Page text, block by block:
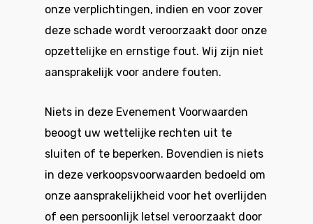
onze verplichtingen, indien en voor zover
deze schade wordt veroorzaakt door onze
opzettelijke en ernstige fout. Wij zijn niet
aansprakelijk voor andere fouten.
Niets in deze Evenement Voorwaarden
beoogt uw wettelijke rechten uit te
sluiten of te beperken. Bovendien is niets
in deze verkoopsvoorwaarden bedoeld om
onze aansprakelijkheid voor het overlijden
of een persoonlijk letsel veroorzaakt door